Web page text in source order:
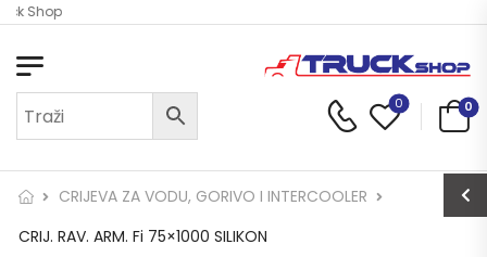
Shop
0 0
CRIJEVA ZA VODU, GORIVO I INTERCOOLER
CRIJ. RAV. ARM. Fi 75×1000 SILIKON